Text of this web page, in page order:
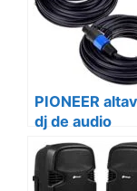
PIONEER
dj de audio
profesional
12